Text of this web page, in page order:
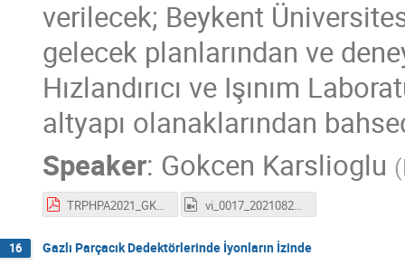
verilecek; Beykent
gelecek planlarından ve
Hızlandırıcı ve Işınım
altyapı olanaklarından
Speaker: Gokcen Karslioglu (
TRPHPA2021_GKarslioglu.pdf vi_0017_20210826_180000.mp4
16 Gazlı Parçacık Dedektörlerinde İyonların İzinde